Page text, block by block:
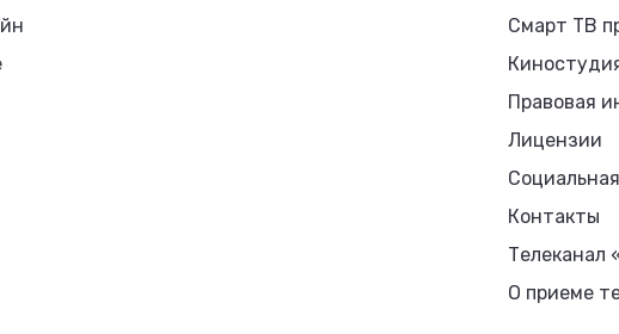
Смарт ТВ
Правовая
Лицензии
Контакты
Телеканал
О приеме